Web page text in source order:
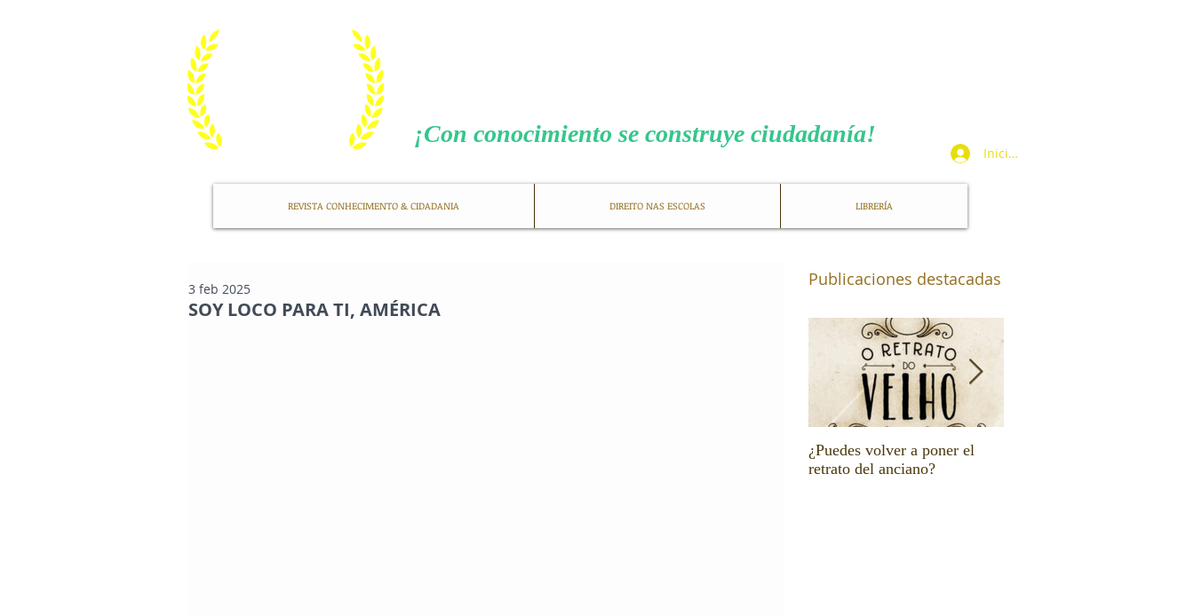
​¡Con conocimiento se construye ciudadanía!
Iniciar sesión
SOY LOCO PARA TI, AMÉRICA
3 feb 2025 ​Publicaciones destacadas
¿Puedes volver a poner el
retrato del anciano?
REVISTA CONHECIMENTO & CIDADANIA DIREITO NAS ESCOLAS LIBRERÍA